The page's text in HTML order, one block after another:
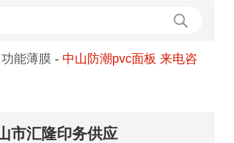
功能薄膜 - 中山防潮pvc面板 来电咨
市汇隆印务供应